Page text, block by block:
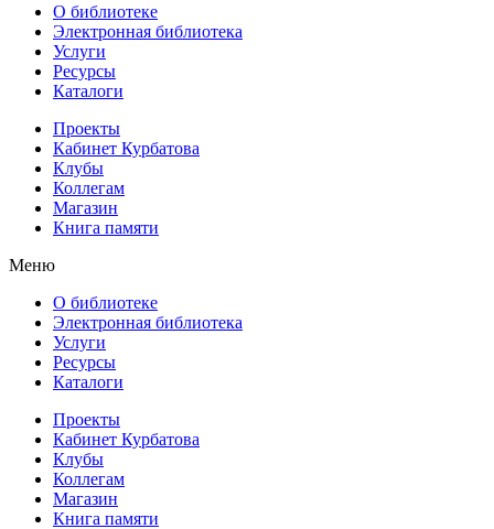
О библиотеке
Электронная библиотека
Услуги
Ресурсы
Каталоги
Проекты
Кабинет Курбатова
Клубы
Коллегам
Магазин
Книга памяти
Меню
О библиотеке
Электронная библиотека
Услуги
Ресурсы
Каталоги
Проекты
Кабинет Курбатова
Клубы
Коллегам
Магазин
Книга памяти